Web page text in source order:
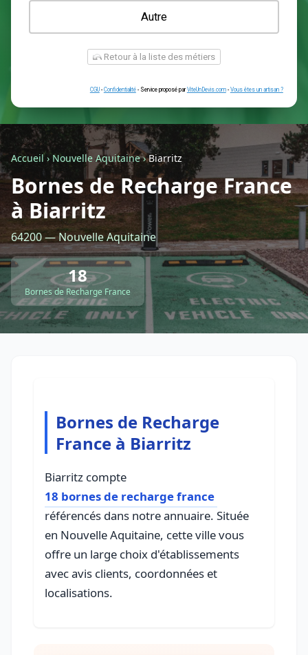
Une prise renforcée (type greenup)
Une simple prise
Je ne sais pas encore
Autre
Retour à la liste des métiers
CGU-Confidentialité- Service proposé parViteUnDevis.com-Vous
Accueil› Nouvelle Aquitaine›Biarritz
Bornes de Recharge France
à Biarritz
64200 — Nouvelle Aquitaine
18
Bornes de Recharge France
Bornes de Recharge
France à Biarritz
Biarritz compte
18 bornes de recharge france
référencés dans notre annuaire. Située
en Nouvelle Aquitaine, cette ville vous
offre un large choix d'établissements
avec avis clients, coordonnées et
localisations.